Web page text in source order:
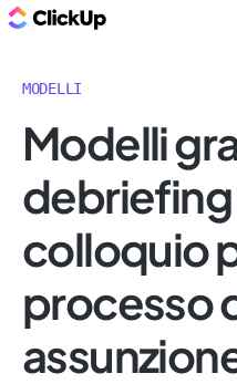
MODELLI
Modelli
colloquio
processo